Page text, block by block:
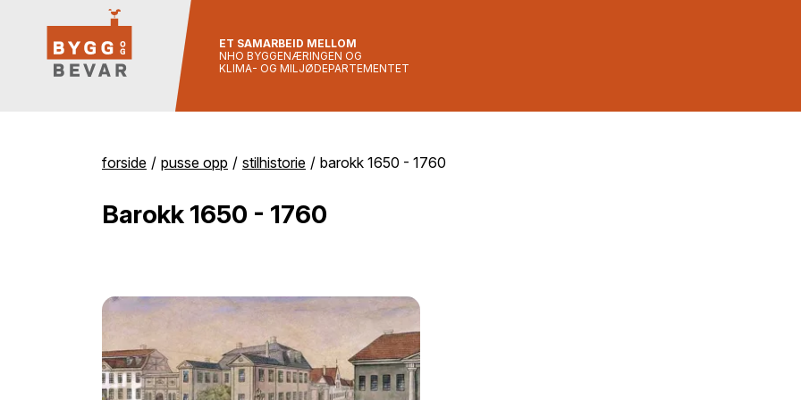
ET SAMARBEID MELLOM
NHO BYGGENÆRINGEN OG
KLIMA- OG MILJØDEPARTEMENTET
forside pusse opp stilhistorie barokk 1650 - 1760
Barokk 1650 - 1760